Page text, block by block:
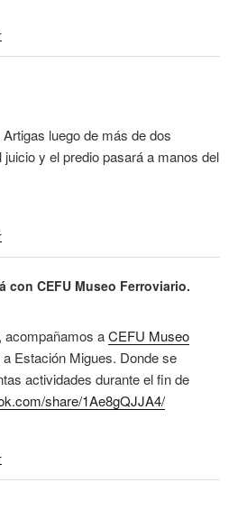
luego de más de dos
y el predio pasará a manos del
con CEFU Museo Ferroviario.
acompañamos aCEFU Museo
Estación Migues. Donde se
actividades durante el fin de
share/1Ae8gQJJA4/